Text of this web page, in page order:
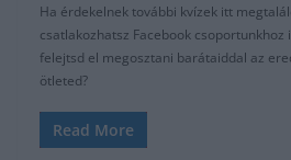
Ha érdekelnek további kvízek itt
csatlakozhatsz Facebook csoportunkhoz
felejtsd el megosztani barátaiddal az
ötleted?
Read More